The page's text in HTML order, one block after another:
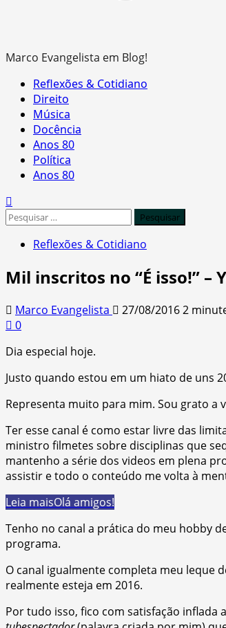
Marco Evangelista em Blog!
Primary
Menu
Reflexões & Cotidiano
Direito
Música
Docência
Anos 80
Política
Anos 80
Pesquisar
Reflexões & Cotidiano
Mil inscritos no “É isso!” –
Marco Evangelista 27/08/20162
0
Dia especial hoje.
Justo quando estou em um hiato de uns
Representa muito para mim. Sou grato a
Ter esse canal é como estar livre das
ministro filmetes sobre disciplinas que
mantenho a série dos videos em plena
assistir e todo o conteúdo me volta à
Leia maisOlá amigos!
Tenho no canal a prática do meu hobby
programa.
O canal igualmente completa meu leque
realmente esteja em 2016.
Por tudo isso, fico com satisfação inflada